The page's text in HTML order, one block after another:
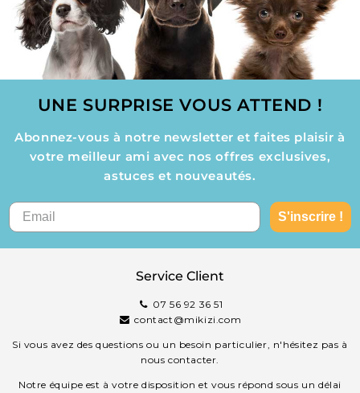
UNE SURPRISE VOUS ATTEND !
Abonnez-vous à notre newsletter et faites plaisir à
votre meilleur ami avec nos offres exclusives,
astuces et nouveautés.
S'inscrire !
Service Client
07 56 92 36 51
contact@mikizi.com
Si vous avez des questions ou un besoin particulier, n'hésitez pas à
nous contacter.
Notre équipe est à votre disposition et vous répond sous un délai